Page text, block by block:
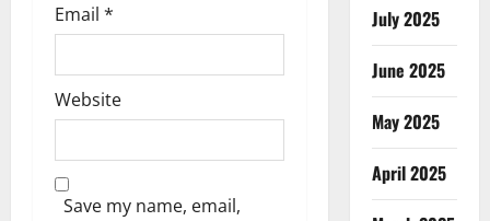
Email *
Website
Save my name, email,
July 2025
June 2025
May 2025
April 2025